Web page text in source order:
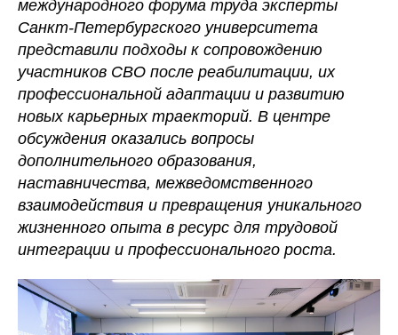
международного форума труда эксперты
Санкт-Петербургского университета
представили подходы к сопровождению
участников СВО после реабилитации, их
профессиональной адаптации и развитию
новых карьерных траекторий. В центре
обсуждения оказались вопросы
дополнительного образования,
наставничества, межведомственного
взаимодействия и превращения уникального
жизненного опыта в ресурс для трудовой
интеграции и профессионального роста.